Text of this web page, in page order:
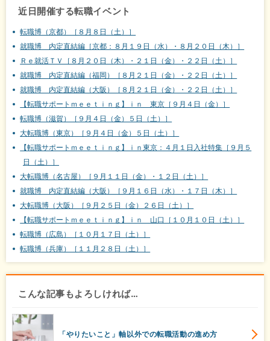
近日開催する転職イベント
転職博（京都）［８月８日（土）］
就職博 内定直結編［京都：８月１９日（水）・８月２０日（木）］
Ｒｅ就活ＴＶ［８月２０日（木）・２１日（金）・２２日（土）］
就職博 内定直結編（福岡）［８月２１日（金）・２２日（土）］
就職博 内定直結編（大阪）［８月２１日（金）・２２日（土）］
【転職サポートｍｅｅｔｉｎｇ】ｉｎ 東京［９月４日（金）］
転職博（滋賀）［９月４日（金）５日（土）］
大転職博（東京）［９月４日（金）５日（土）］
【転職サポートｍｅｅｔｉｎｇ】ｉｎ東京：４月１日入社特集［９月５
日（土）］
大転職博（名古屋）［９月１１日（金）・１２日（土）］
就職博 内定直結編（大阪）［９月１６日（水）・１７日（木）］
大転職博（大阪）［９月２５日（金）２６日（土）］
【転職サポートｍｅｅｔｉｎｇ】ｉｎ 山口［１０月１０日（土）］
転職博（広島）［１０月１７日（土）］
転職博（兵庫）［１１月２８日（土）］
こんな記事もよろしければ…
「やりたいこと」軸以外での転職活動の進め方